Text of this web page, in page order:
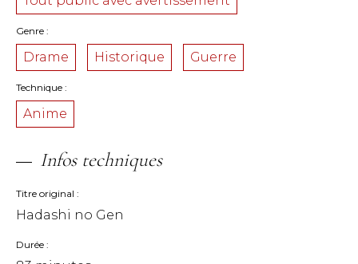
Genre
Drame Historique Guerre
Technique
Anime
Infos techniques
Titre original
Hadashi no Gen
Durée